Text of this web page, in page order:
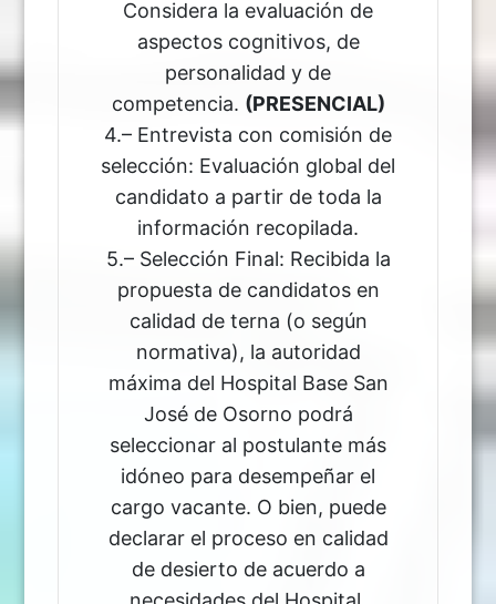
Considera la evaluación de
aspectos cognitivos, de
personalidad y de
competencia. (PRESENCIAL)
4.– Entrevista con comisión de
selección: Evaluación global del
candidato a partir de toda la
información recopilada.
5.– Selección Final: Recibida la
propuesta de candidatos en
calidad de terna (o según
normativa), la autoridad
máxima del Hospital Base San
José de Osorno podrá
seleccionar al postulante más
idóneo para desempeñar el
cargo vacante. O bien, puede
declarar el proceso en calidad
de desierto de acuerdo a